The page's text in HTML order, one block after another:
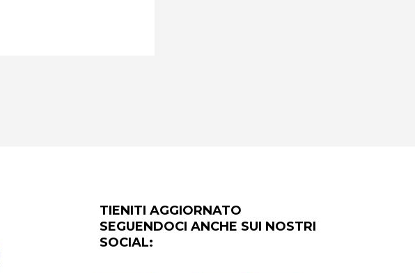
TIENITI AGGIORNATO
SEGUENDOCI ANCHE SUI NOSTRI
SOCIAL: